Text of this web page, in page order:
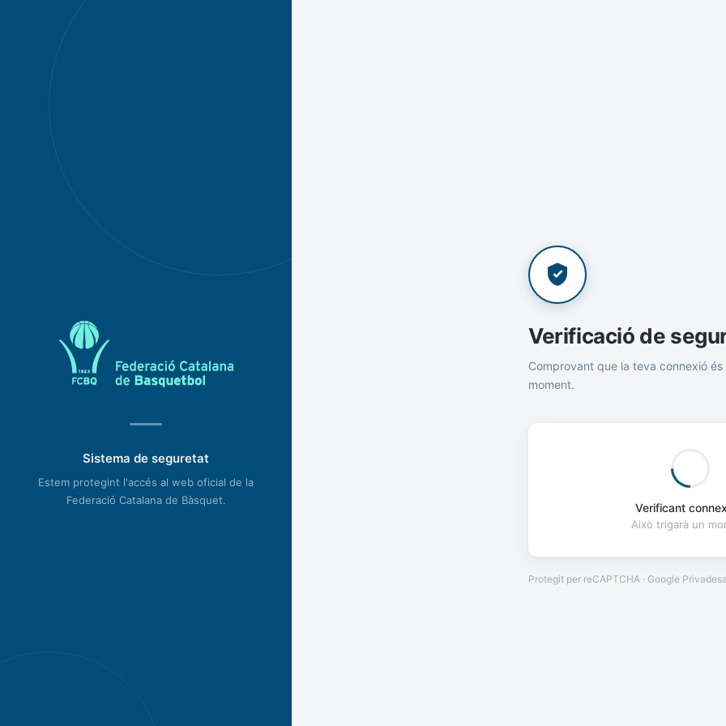
Sistema de seguretat
Estem protegint l'accés al web oficial de la
Federació Catalana de Bàsquet.
Verificació de
Comprovant que la teva connexió és
moment.
Verificant
Això trigarà un
Protegit per reCAPTCHA · Google Privadesa